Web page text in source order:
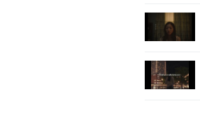
確かめ
D
淡い